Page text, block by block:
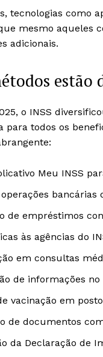
tecnologias como
mesmo aqueles
adicionais.
estão
o INSS
para todos os
Meu INSS
de empréstimos
às agências do
em consultas
de informações no
vacinação em
de documentos
da Declaração de